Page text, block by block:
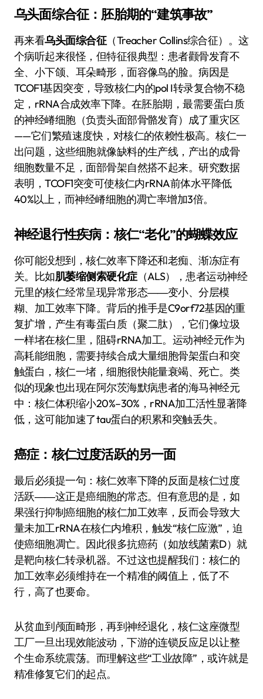
乌头面综合征：胚胎期的“建筑事故”
再来看乌头面综合征（Treacher Collins综合征）。这
个病听起来很怪，但特征很典型：患者颧骨发育不
全、小下颌、耳朵畸形，面容像鸟的脸。病因是
TCOF1基因突变，导致核仁内的pol I转录复合物不稳
定，rRNA合成效率下降。在胚胎期，最需要蛋白质
的神经嵴细胞（负责头面部骨骼发育）成了重灾区
——它们繁殖速度快，对核仁的依赖性极高。核仁一
出问题，这些细胞就像缺料的生产线，产出的成骨
细胞数量不足，面部骨架自然搭不起来。研究数据
表明，TCOF1突变可使核仁内rRNA前体水平降低
40%以上，而神经嵴细胞的凋亡率增加3倍。
神经退行性疾病：核仁“老化”的蝴蝶效应
你可能没想到，核仁效率下降还和老痴、渐冻症有
关。比如肌萎缩侧索硬化症（ALS），患者运动神经
元里的核仁经常呈现异常形态――变小、分层模
糊、加工效率下降。背后的推手是C9orf72基因的重
复扩增，产生有毒蛋白质（聚二肽），它们像垃圾
一样堵在核仁里，阻碍rRNA加工。运动神经元作为
高耗能细胞，需要持续合成大量细胞骨架蛋白和突
触蛋白，核仁一堵，细胞很快能量衰竭、死亡。类
似的现象也出现在阿尔茨海默病患者的海马神经元
中：核仁体积缩小20%–30%，rRNA加工活性显著降
低，这可能加速了tau蛋白的积累和突触丢失。
癌症：核仁过度活跃的另一面
最后必须提一句：核仁效率下降的反面是核仁过度
活跃――这正是癌细胞的常态。但有意思的是，如
果强行抑制癌细胞的核仁加工效率，反而会导致大
量未加工rRNA在核仁内堆积，触发“核仁应激”，迫
使癌细胞凋亡。因此很多抗癌药（如放线菌素D）就
是靶向核仁转录机器。不过这也提醒我们：核仁的
加工效率必须维持在一个精准的阈值上，低了不
行，高了也要命。
从贫血到颅面畸形，再到神经退化，核仁这座微型
工厂一旦出现效能波动，下游的连锁反应足以让整
个生命系统震荡。而理解这些“工业故障”，或许就是
精准修复它们的起点。